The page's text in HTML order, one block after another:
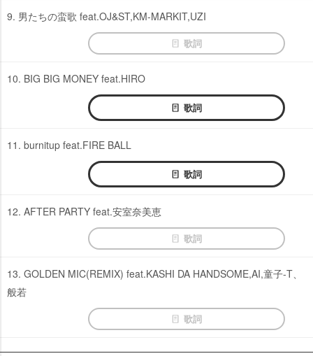
9. 男たちの蛮歌 feat.OJ&ST,KM-MARKIT,UZI
歌詞
10. BIG BIG MONEY feat.HIRO
歌詞
11. burnitup feat.FIRE BALL
歌詞
12. AFTER PARTY feat.安室奈美恵
歌詞
13. GOLDEN MIC(REMIX) feat.KASHI DA HANDSOME,AI,童子-T、
般若
歌詞